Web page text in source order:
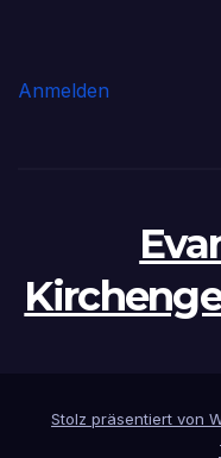
Anmelden
Stolz präsentiert von